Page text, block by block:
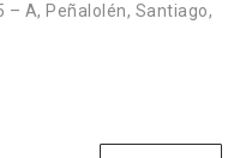
– A, Peñalolén, Santiago,